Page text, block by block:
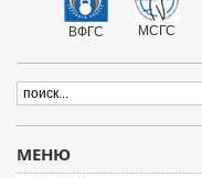
ВФГС МСГС
МЕНЮ